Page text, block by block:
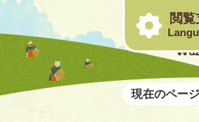
閲覧
現在のページ